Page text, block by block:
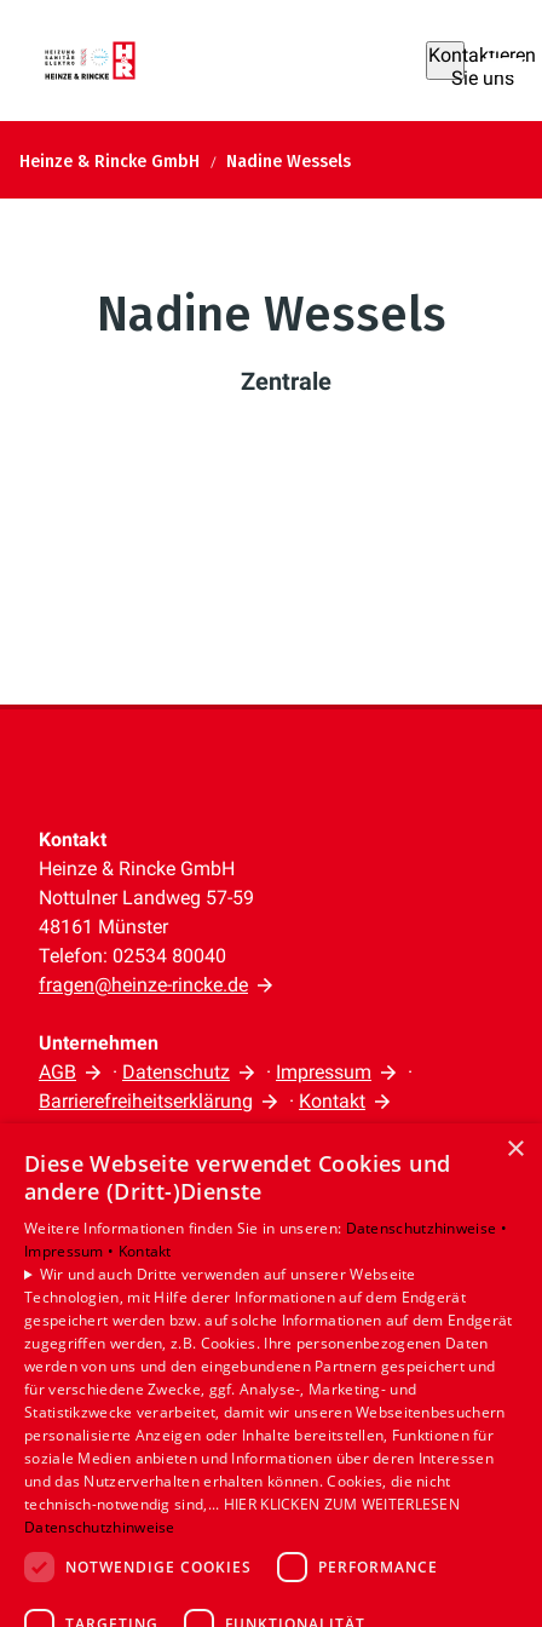
Kontaktieren
Sie uns
Heinze & Rincke GmbH Nadine Wessels
Nadine Wessels
Zentrale
Kontakt
Heinze & Rincke GmbH
Nottulner Landweg 57-59
48161 Münster
Telefon: 02534 80040
fragen@heinze-rincke.de
Unternehmen
AGB
· Datenschutz · Impressum
·
Barrierefreiheitserklärung
· Kontakt
Leistungen
Privatkunden
Gewerbekunden
Karriere
Unternehmen
Standort
Münster
×
Diese Webseite verwendet Cookies und
andere (Dritt-)Dienste
Weitere Informationen finden Sie in unseren: Datenschutzhinweise •
Impressum • Kontakt
Wir und auch Dritte verwenden auf unserer Webseite
Technologien, mit Hilfe derer Informationen auf dem Endgerät
gespeichert werden bzw. auf solche Informationen auf dem Endgerät
zugegriffen werden, z.B. Cookies. Ihre personenbezogenen Daten
werden von uns und den eingebundenen Partnern gespeichert und
für verschiedene Zwecke, ggf. Analyse-, Marketing- und
Statistikzwecke verarbeitet, damit wir unseren Webseitenbesuchern
personalisierte Anzeigen oder Inhalte bereitstellen, Funktionen für
soziale Medien anbieten und Informationen über deren Interessen
und das Nutzerverhalten erhalten können. Cookies, die nicht
technisch-notwendig sind,... HIER KLICKEN ZUM WEITERLESEN
Datenschutzhinweise
NOTWENDIGE COOKIES
PERFORMANCE